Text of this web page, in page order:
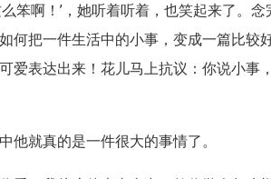
笨啊！’，她听着听着，也笑起来了。
何把一件生活中的小事，变成一篇比较
爱表达出来！花儿马上抗议：你说小事
他就真的是一件很大的事情了。